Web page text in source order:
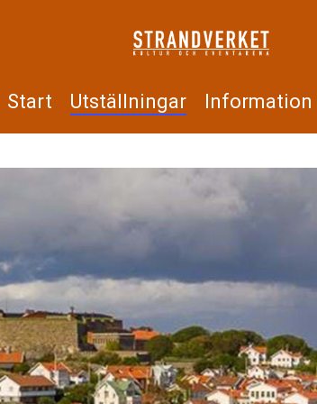
Start Utställningar Information